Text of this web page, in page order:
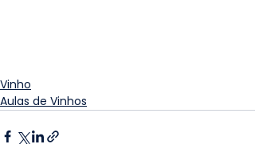
Vinho
Aulas de Vinhos